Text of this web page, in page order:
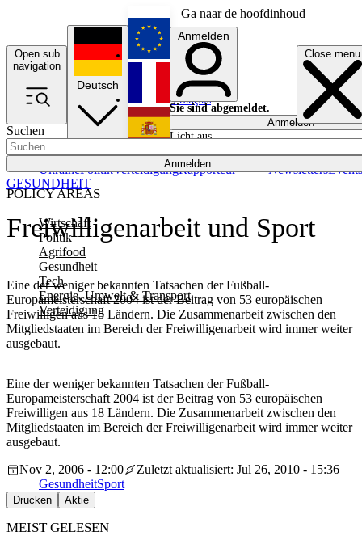
Ga naar de hoofdinhoud
Open sub
navigation
Close menu
Suchen
Anmelden
POLICY AREAS
Wirtschaft
Politik
Agrifood
Gesundheit
Tech
Energie, Umwelt & Transport
Verteidigung
UkrainePolitikVerteidigungRapporteur NewslettersEvents
Deutsch
English
Français
Anmelden
Sie sind abgemeldet.
Anmelden
Licht aus
Freiwilligenarbeit und Sport
Eine der weniger bekannten Tatsachen der Fußball-
Europameisterschaft 2004 ist der Beitrag von 53 europäischen
Freiwilligen aus 18 Ländern. Die Zusammenarbeit zwischen den
Mitgliedstaaten im Bereich der Freiwilligenarbeit wird immer weiter
ausgebaut.
GESUNDHEIT
Eine der weniger bekannten Tatsachen der Fußball-
Europameisterschaft 2004 ist der Beitrag von 53 europäischen
Freiwilligen aus 18 Ländern. Die Zusammenarbeit zwischen den
Mitgliedstaaten im Bereich der Freiwilligenarbeit wird immer weiter
ausgebaut.
Nov 2, 2006 - 12:00
Zuletzt aktualisiert: Jul 26, 2010 - 15:36
GesundheitSport
Drucken Aktie
MEIST GELESEN